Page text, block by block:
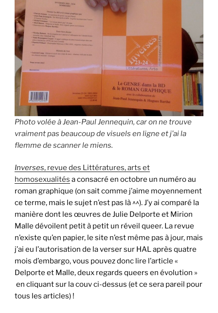
Photo volée à Jean-Paul Jennequin, car on ne trouve
vraiment pas beaucoup de visuels en ligne et j’ai la
flemme de scanner le miens.
Inverses, revue des Littératures, arts et
homosexualités a consacré en octobre un numéro au
roman graphique (on sait comme j’aime moyennement
ce terme, mais le sujet n’est pas là ^^). J’y ai comparé la
manière dont les œuvres de Julie Delporte et Mirion
Malle dévoilent petit à petit un réveil queer. La revue
n’existe qu’en papier, le site n’est même pas à jour, mais
j’ai eu l’autorisation de la verser sur HAL après quatre
mois d’embargo, vous pouvez donc lire l’article «
Delporte et Malle, deux regards queers en évolution »
en cliquant sur la couv ci-dessus (et ce sera pareil pour
tous les articles) !